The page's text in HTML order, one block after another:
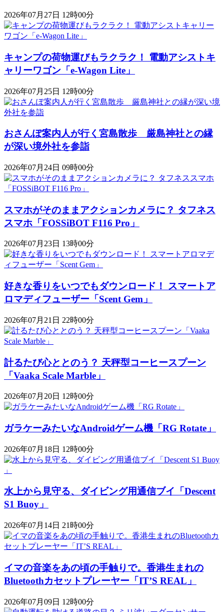
2026年07月27日 12時00分
キャンプの荷物運びもラクラク！ 電動アシストキ
ャリーワゴン「​​e-Wagon Lite」
2026年07月25日 12時00分
おさんぽ案内人が行く宮島散歩 厳島神社との縁
が深い境外社を参詣
2026年07月24日 09時00分
スマホがそのままアクションカメラに？ タフネス
スマホ「FOSSiBOT F116 Pro」
2026年07月23日 13時00分
好きな香りをいつでもダウンロード！ スマートア
ロマディフューザー「Scent Gem」
2026年07月21日 22時00分
計るたび心ととのう？ 天秤型コーヒースプーン
「Vaaka Scale Marble」
2026年07月20日 12時00分
ガラケーみたいなAndroidゲーム機「RG Rotate」
2026年07月18日 12時00分
水上から見守る、ダイビング用通信ブイ「Descent
S1 Buoy​​」
2026年07月14日 21時00分
イマの音楽をあの頃の手触りで。香港生まれの
Bluetoothカセットプレーヤー「IT’S REAL」
2026年07月09日 12時00分